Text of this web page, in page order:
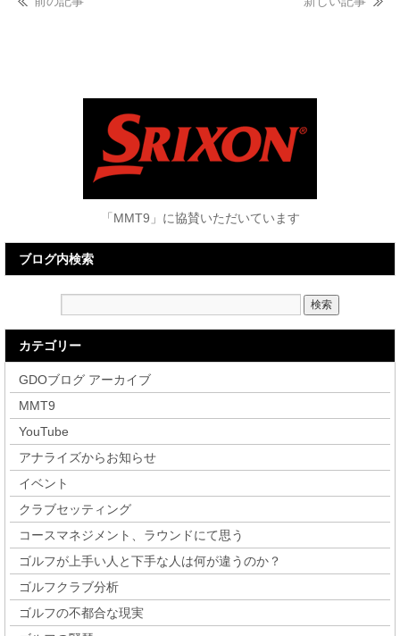
「MMT9」に協賛いただいています
ブログ内検索
カテゴリー
GDOブログ アーカイブ
MMT9
YouTube
アナライズからお知らせ
イベント
クラブセッティング
コースマネジメント、ラウンドにて思う
ゴルフが上手い人と下手な人は何が違うのか？
ゴルフクラブ分析
ゴルフの不都合な現実